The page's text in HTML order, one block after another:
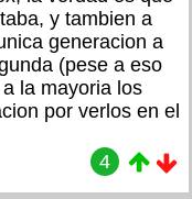
y tambien a
generacion a
(pese a eso
la mayoria los
por verlos en el
4